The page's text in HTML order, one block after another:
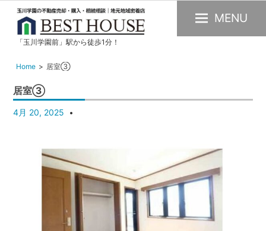
玉
川
園
の
「玉川学園前」駅から徒歩1分！
MENU
Home 居室③
居室③
4月 20, 2025